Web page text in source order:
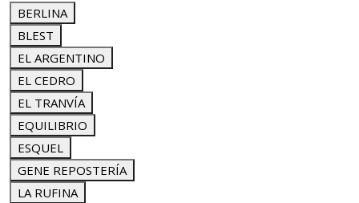
BERLINA
BLEST
EL ARGENTINO
EL CEDRO
EL TRANVÍA
EQUILIBRIO
ESQUEL
GENE REPOSTERÍA
LA RUFINA